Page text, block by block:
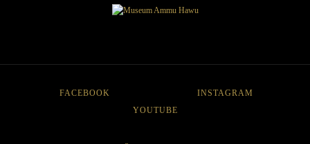
FACEBOOK
INSTAGRAM
YOUTUBE